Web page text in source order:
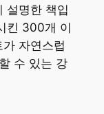
설명한 책입
킨 300개 이
자연스럽
수 있는 강